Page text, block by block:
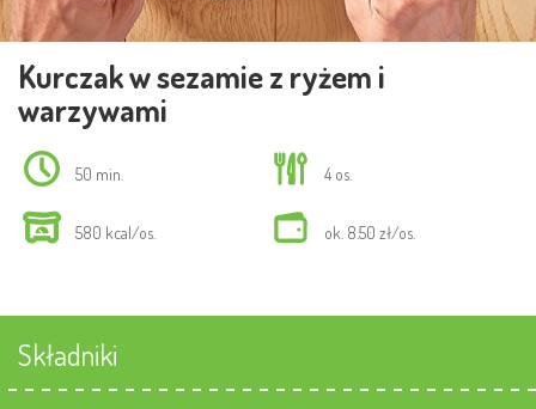
Kurczak w sezamie z ryżem i
warzywami
50 min. 4 os.
580 kcal/os. ok. 8.50 zł/os.
Składniki